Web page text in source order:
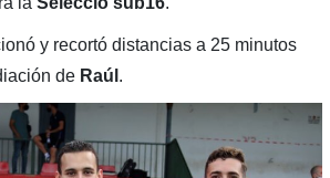
y recortó distancias a 25 minutos
de Raúl .